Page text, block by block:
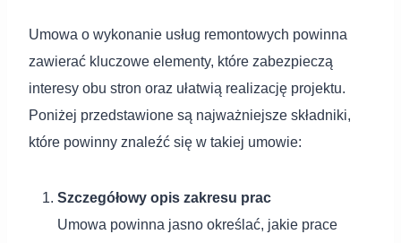
Umowa o wykonanie usług remontowych powinna
zawierać kluczowe elementy, które zabezpieczą
interesy obu stron oraz ułatwią realizację projektu.
Poniżej przedstawione są najważniejsze składniki,
które powinny znaleźć się w takiej umowie:
Szczegółowy opis zakresu prac
Umowa powinna jasno określać, jakie prace